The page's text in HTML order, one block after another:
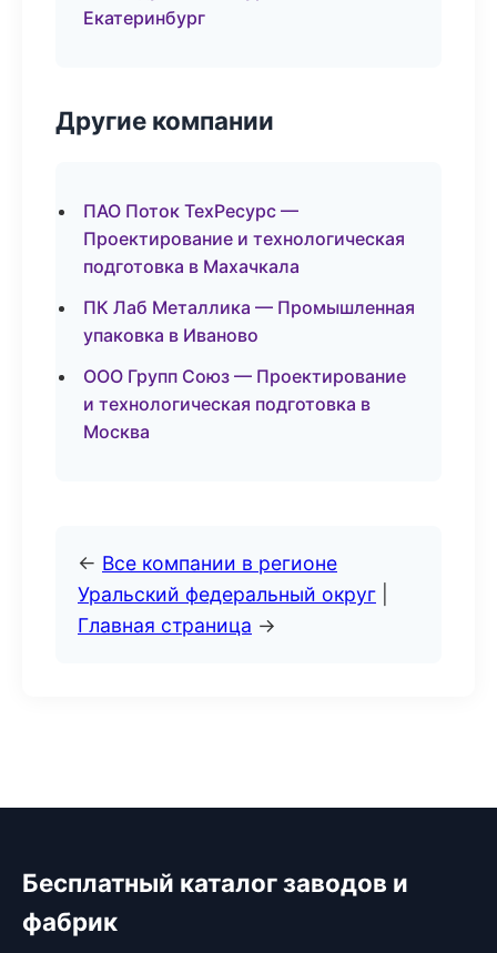
Екатеринбург
Другие компании
ПАО Поток ТехРесурс —
Проектирование и технологическая
подготовка в Махачкала
ПК Лаб Металлика — Промышленная
упаковка в Иваново
ООО Групп Союз — Проектирование
и технологическая подготовка в
Москва
← Все компании в регионе
Уральский федеральный округ
Главная страница →
Бесплатный каталог заводов и
фабрик